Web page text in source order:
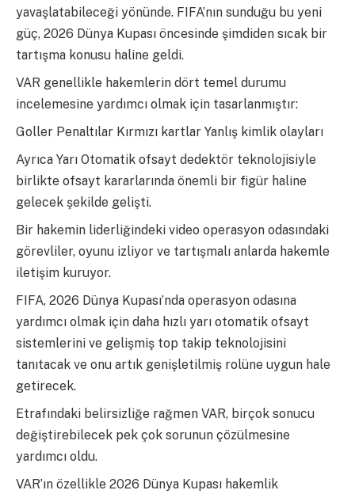
yavaşlatabileceği yönünde. FIFA’nın sunduğu bu yeni
güç, 2026 Dünya Kupası öncesinde şimdiden sıcak bir
tartışma konusu haline geldi.
VAR genellikle hakemlerin dört temel durumu
incelemesine yardımcı olmak için tasarlanmıştır:
Goller Penaltılar Kırmızı kartlar Yanlış kimlik olayları
Ayrıca Yarı Otomatik ofsayt dedektör teknolojisiyle
birlikte ofsayt kararlarında önemli bir figür haline
gelecek şekilde gelişti.
Bir hakemin liderliğindeki video operasyon odasındaki
görevliler, oyunu izliyor ve tartışmalı anlarda hakemle
iletişim kuruyor.
FIFA, 2026 Dünya Kupası’nda operasyon odasına
yardımcı olmak için daha hızlı yarı otomatik ofsayt
sistemlerini ve gelişmiş top takip teknolojisini
tanıtacak ve onu artık genişletilmiş rolüne uygun hale
getirecek.
Etrafındaki belirsizliğe rağmen VAR, birçok sonucu
değiştirebilecek pek çok sorunun çözülmesine
yardımcı oldu.
VAR’ın özellikle 2026 Dünya Kupası hakemlik